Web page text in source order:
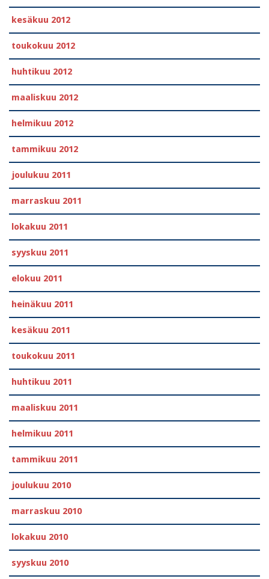
kesäkuu 2012
toukokuu 2012
huhtikuu 2012
maaliskuu 2012
helmikuu 2012
tammikuu 2012
joulukuu 2011
marraskuu 2011
lokakuu 2011
syyskuu 2011
elokuu 2011
heinäkuu 2011
kesäkuu 2011
toukokuu 2011
huhtikuu 2011
maaliskuu 2011
helmikuu 2011
tammikuu 2011
joulukuu 2010
marraskuu 2010
lokakuu 2010
syyskuu 2010